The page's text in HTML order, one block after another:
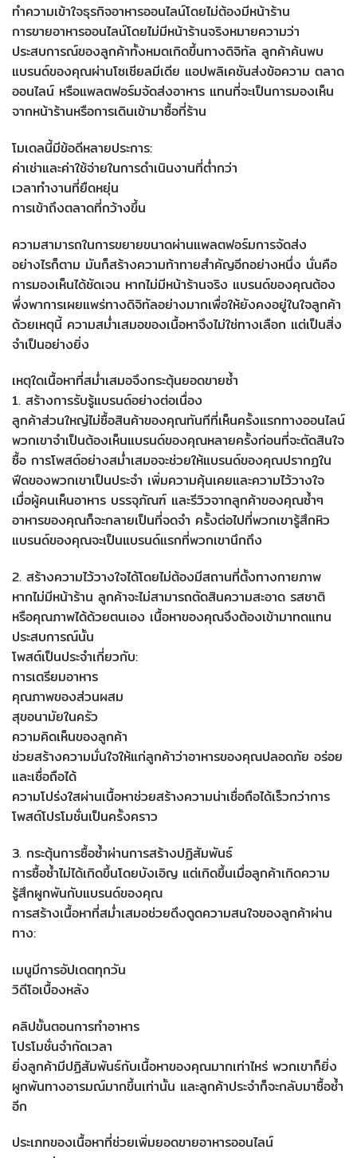
ทำความเข้าใจธุรกิจอาหารออนไลน์โดยไม่ต้องมีหน้าร้าน
การขายอาหารออนไลน์โดยไม่มีหน้าร้านจริงหมายความว่า
ประสบการณ์ของลูกค้าทั้งหมดเกิดขึ้นทางดิจิทัล ลูกค้าค้นพบ
แบรนด์ของคุณผ่านโซเชียลมีเดีย แอปพลิเคชันส่งข้อความ ตลาด
ออนไลน์ หรือแพลตฟอร์มจัดส่งอาหาร แทนที่จะเป็นการมองเห็น
จากหน้าร้านหรือการเดินเข้ามาซื้อที่ร้าน
โมเดลนี้มีข้อดีหลายประการ:
ค่าเช่าและค่าใช้จ่ายในการดำเนินงานที่ต่ำกว่า
เวลาทำงานที่ยืดหยุ่น
การเข้าถึงตลาดที่กว้างขึ้น
ความสามารถในการขยายขนาดผ่านแพลตฟอร์มการจัดส่ง
อย่างไรก็ตาม มันก็สร้างความท้าทายสำคัญอีกอย่างหนึ่ง นั่นคือ
การมองเห็นได้ชัดเจน หากไม่มีหน้าร้านจริง แบรนด์ของคุณต้อง
พึ่งพาการเผยแพร่ทางดิจิทัลอย่างมากเพื่อให้ยังคงอยู่ในใจลูกค้า
ด้วยเหตุนี้ ความสม่ำเสมอของเนื้อหาจึงไม่ใช่ทางเลือก แต่เป็นสิ่ง
จำเป็นอย่างยิ่ง
เหตุใดเนื้อหาที่สม่ำเสมอจึงกระตุ้นยอดขายซ้ำ
1. สร้างการรับรู้แบรนด์อย่างต่อเนื่อง
ลูกค้าส่วนใหญ่ไม่ซื้อสินค้าของคุณทันทีที่เห็นครั้งแรกทางออนไลน์
พวกเขาจำเป็นต้องเห็นแบรนด์ของคุณหลายครั้งก่อนที่จะตัดสินใจ
ซื้อ การโพสต์อย่างสม่ำเสมอจะช่วยให้แบรนด์ของคุณปรากฏใน
ฟีดของพวกเขาเป็นประจำ เพิ่มความคุ้นเคยและความไว้วางใจ
เมื่อผู้คนเห็นอาหาร บรรจุภัณฑ์ และรีวิวจากลูกค้าของคุณซ้ำๆ
อาหารของคุณก็จะกลายเป็นที่จดจำ ครั้งต่อไปที่พวกเขารู้สึกหิว
แบรนด์ของคุณจะเป็นแบรนด์แรกที่พวกเขานึกถึง
2. สร้างความไว้วางใจได้โดยไม่ต้องมีสถานที่ตั้งทางกายภาพ
หากไม่มีหน้าร้าน ลูกค้าจะไม่สามารถตัดสินความสะอาด รสชาติ
หรือคุณภาพได้ด้วยตนเอง เนื้อหาของคุณจึงต้องเข้ามาทดแทน
ประสบการณ์นั้น
โพสต์เป็นประจำเกี่ยวกับ:
การเตรียมอาหาร
คุณภาพของส่วนผสม
สุขอนามัยในครัว
ความคิดเห็นของลูกค้า
ช่วยสร้างความมั่นใจให้แก่ลูกค้าว่าอาหารของคุณปลอดภัย อร่อย
และเชื่อถือได้
ความโปร่งใสผ่านเนื้อหาช่วยสร้างความน่าเชื่อถือได้เร็วกว่าการ
โพสต์โปรโมชั่นเป็นครั้งคราว
3. กระตุ้นการซื้อซ้ำผ่านการสร้างปฏิสัมพันธ์
การซื้อซ้ำไม่ได้เกิดขึ้นโดยบังเอิญ แต่เกิดขึ้นเมื่อลูกค้าเกิดความ
รู้สึกผูกพันกับแบรนด์ของคุณ
การสร้างเนื้อหาที่สม่ำเสมอช่วยดึงดูดความสนใจของลูกค้าผ่าน
ทาง:
เมนูมีการอัปเดตทุกวัน
วิดีโอเบื้องหลัง
คลิปขั้นตอนการทำอาหาร
โปรโมชั่นจำกัดเวลา
ยิ่งลูกค้ามีปฏิสัมพันธ์กับเนื้อหาของคุณมากเท่าไหร่ พวกเขาก็ยิ่ง
ผูกพันทางอารมณ์มากขึ้นเท่านั้น และลูกค้าประจำก็จะกลับมาซื้อซ้ำ
อีก
ประเภทของเนื้อหาที่ช่วยเพิ่มยอดขายอาหารออนไลน์